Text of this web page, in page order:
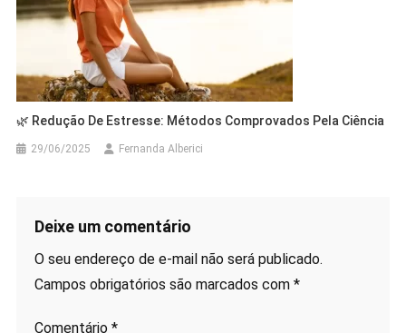
🌿 Redução De Estresse: Métodos Comprovados Pela Ciência
29/06/2025 Fernanda Alberici
Deixe um comentário
O seu endereço de e-mail não será publicado.
Campos obrigatórios são marcados com *
Comentário *